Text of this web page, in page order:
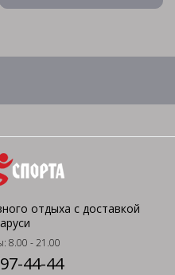
отдыха с доставкой
8.00 - 21.00
44-44